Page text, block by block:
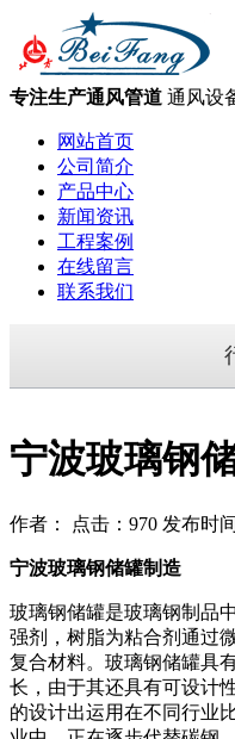
专注生产通风管道 通风设
网站首页
公司简介
产品中心
新闻资讯
工程案例
在线留言
联系我们
宁波玻璃钢
作者： 点击：970 发布时
宁波玻璃钢储罐制造
玻璃钢储罐是玻璃钢制品
强剂，树脂为粘合剂通过
复合材料。玻璃钢储罐具
长，由于其还具有可设计
的设计出运用在不同行业